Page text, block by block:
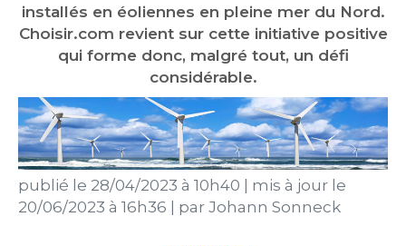
installés en éoliennes en pleine mer du Nord.
Choisir.com revient sur cette initiative positive
qui forme donc, malgré tout, un défi
considérable.
publié le 28/04/2023 à 10h40
mis à jour le
20/06/2023 à 16h36
par Johann Sonneck